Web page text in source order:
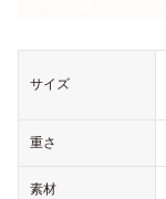
サイズ
重さ
素材